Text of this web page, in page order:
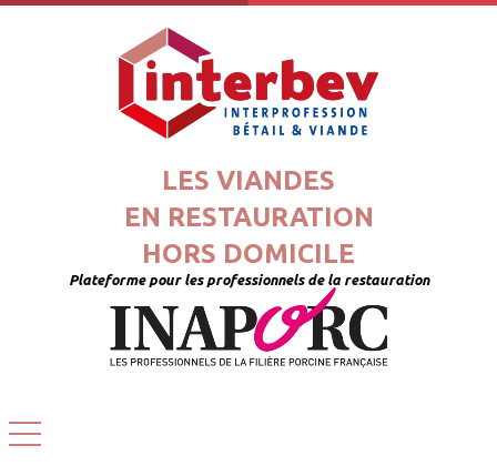
LES VIANDES
EN RESTAURATION
HORS DOMICILE
Plateforme pour les professionnels de la restauration